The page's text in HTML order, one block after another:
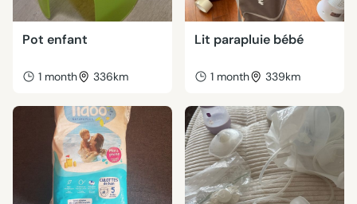
Pot enfant
1 month 336km
Lit parapluie bébé
1 month 339km